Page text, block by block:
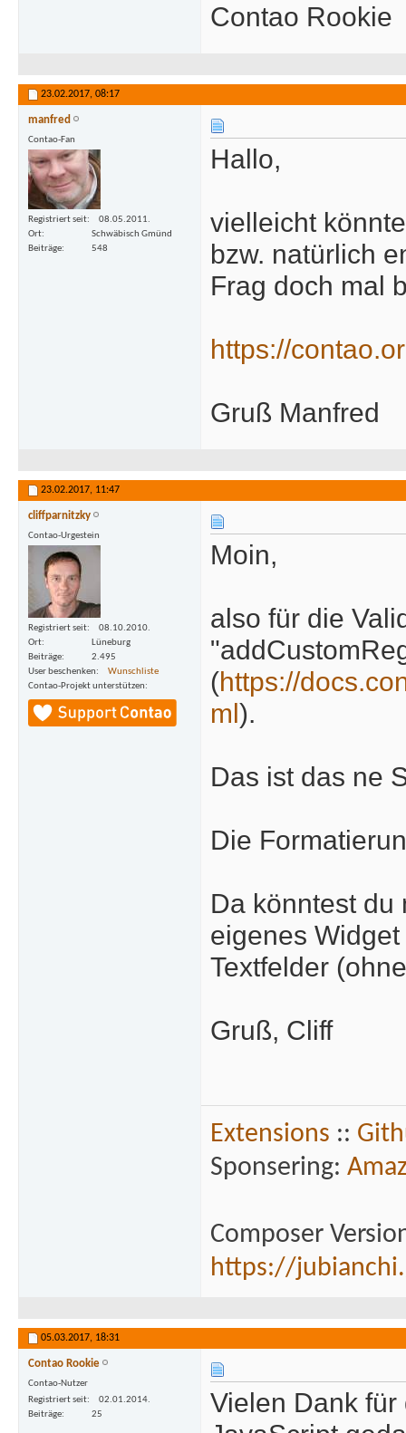
Contao Rookie
23.02.2017, 08:17
manfred
Contao-Fan
Registriert seit
08.05.2011.
Ort
Schwäbisch Gmünd
Beiträge
548
Hallo,
vielleicht
bzw. natürlich
Frag doch mal
https://
Gruß Manfred
23.02.2017, 11:47
cliffparnitzky
Contao-Urgestein
Registriert seit
08.10.2010.
Ort
Lüneburg
Beiträge
2.495
User beschenken
Wunschliste
Contao-Projekt unterstützen
Moin,
also für die
(https://
ml).
Das ist das ne
Die
Da könntest du
eigenes
Textfelder
Gruß, Cliff
Extensions ::
Sponsering:
Composer
https://
05.03.2017, 18:31
Contao Rookie
Contao-Nutzer
Registriert seit
02.01.2014.
Beiträge
25
Vielen Dank